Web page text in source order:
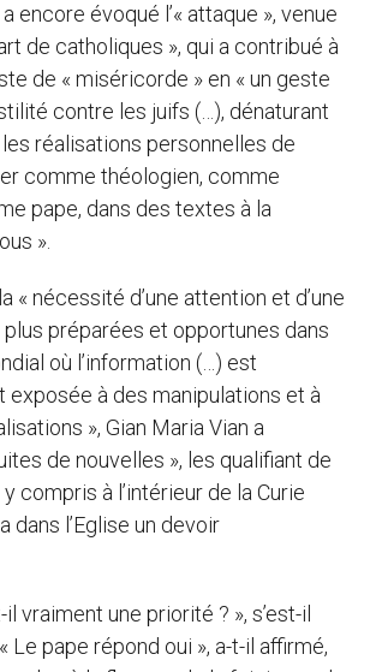
encore évoqué l’« attaque », venue
de catholiques », qui a contribué à
de « miséricorde » en « un geste
contre les juifs (…), dénaturant
réalisations personnelles de
comme théologien, comme
pape, dans des textes à la
».
« nécessité d’une attention et d’une
préparées et opportunes dans
où l’information (…) est
exposée à des manipulations et à
», Gian Maria Vian a
de nouvelles », les qualifiant de
compris à l’intérieur de la Curie
dans l’Eglise un devoir
vraiment une priorité ? », s’est-il
Le pape répond oui », a-t-il affirmé,